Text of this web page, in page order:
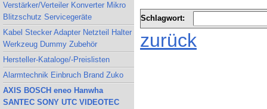
Verstärker/Verteiler Konverter Mikro
Blitzschutz Servicegeräte
Kabel Stecker Adapter Netzteil Halter
Werkzeug Dummy Zubehör
Hersteller-Kataloge/-Preislisten
Alarmtechnik Einbruch Brand Zuko
AXIS BOSCH eneo Hanwha
SANTEC SONY UTC VIDEOTEC
Schlagwort:
zurück